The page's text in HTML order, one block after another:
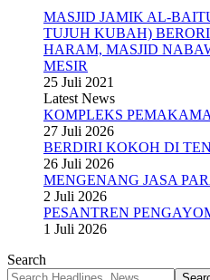
MASJID JAMIK AL-
TUJUH KUBAH)
HARAM, MASJID
MESIR
25 Juli 2021
Latest News
KOMPLEKS
27 Juli 2026
BERDIRI KOKOH DI
26 Juli 2026
MENGENANG JASA
2 Juli 2026
PESANTREN
1 Juli 2026
Search